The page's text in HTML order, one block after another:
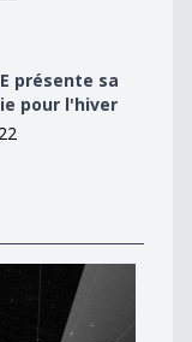
l&#039;hiver
présente sa
pour l'hiver